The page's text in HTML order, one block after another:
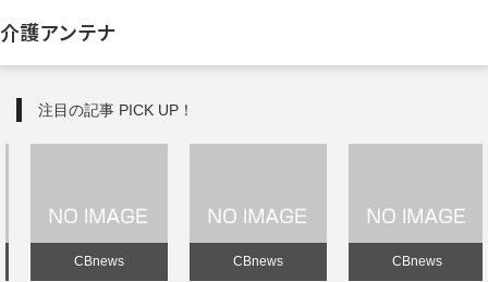
介護アンテナ
注目の記事 PICK UP！
CBnews CBnews CBnews